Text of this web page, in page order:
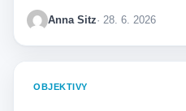
Anna Sitz· 28. 6. 2026
OBJEKTIVY